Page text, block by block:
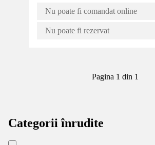
Nu poate fi comandat online
Nu poate fi rezervat
Pagina 1 din 1
Categorii înrudite